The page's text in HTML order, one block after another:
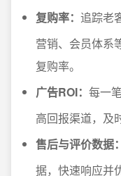
复购率： 追踪老
营销、会员体系
复购率。
广告ROI： 每一
高回报渠道，及
售后与评价数据：
据，快速响应并